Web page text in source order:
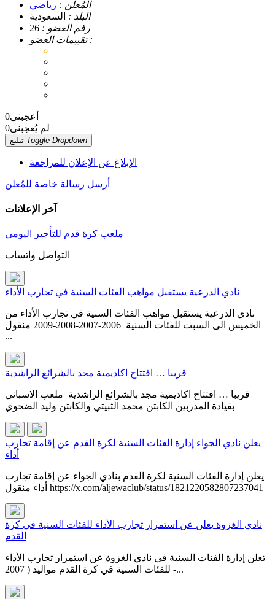
المُعلن : رياضي
البلد : السعودية
رقم العضو : 26
تقييمات العضو :
أعجبنى0
لم يُعجبنى0
Toggle Dropdown
الإبلاغ عن الإعلان للمراجعة
أرسل رسالة خاصة للمُعلن
آخر الإعلانات
ملعب كرة قدم للتأجير اليومي
نادي الدرعية يستقبل مواهب الفئات السنية في تجارب الأداء
نادي الدرعية يستقبل مواهب الفئات السنية في تجارب الأداء من
الخميس الى السبت للفئات السنية 2006-2007-2008-2009 منقول
...
قريبا … افتتاح اكاديمية مجد بالشرائع الراشدية
قريبا … افتتاح اكاديمية مجد بالشرائع الراشدية ملعب الاسباني
يعلن نادي الجواء إدارة الفئات السنية لكرة القدم عن إقامة تجارب
أداء
يعلن إدارة الفئات السنية لكرة القدم بنادي الجواء عن إقامة تجارب
أداء منقول https://x.com/aljewaclub/status/1821220582807237041
نادي الغزوة يعلن عن استمرار تجارب الأداء للفئات السنية في كرة
القدم
تعلن إدارة الفئات السنية في نادي الغزوة عن استمرار تجارب الأداء
للفئات السنية في كرة القدم مواليد ( 2007 -...